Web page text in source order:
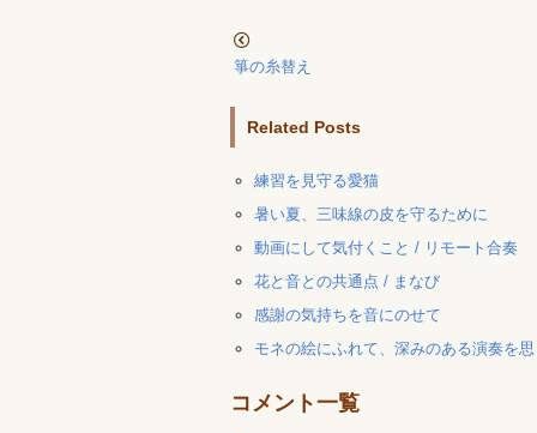
箏の糸替え
Related Posts
練習を見守る愛猫
暑い夏、三味線の皮を守るために
動画にして気付くこと / リモート合奏
花と音との共通点 / まなび
感謝の気持ちを音にのせて
モネの絵にふれて、深みのある演奏を
コメント一覧